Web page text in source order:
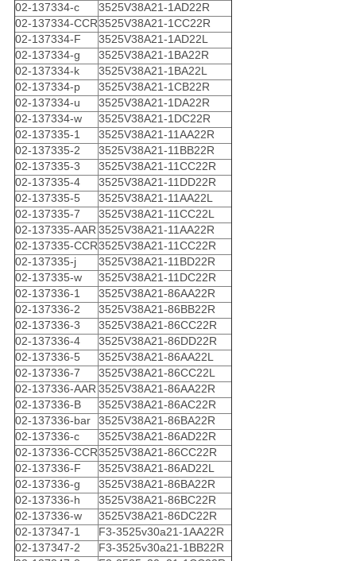
02-137334-c
3525V38A21-1AD22R
02-137334-CCR3525V38A21-1CC22R
02-137334-F
3525V38A21-1AD22L
02-137334-g
3525V38A21-1BA22R
02-137334-k
3525V38A21-1BA22L
02-137334-p
3525V38A21-1CB22R
02-137334-u
3525V38A21-1DA22R
02-137334-w
3525V38A21-1DC22R
02-137335-1
3525V38A21-11AA22R
02-137335-2
3525V38A21-11BB22R
02-137335-3
3525V38A21-11CC22R
02-137335-4
3525V38A21-11DD22R
02-137335-5
3525V38A21-11AA22L
02-137335-7
3525V38A21-11CC22L
02-137335-AAR 3525V38A21-11AA22R
02-137335-CCR3525V38A21-11CC22R
02-137335-j
3525V38A21-11BD22R
02-137335-w
3525V38A21-11DC22R
02-137336-1
3525V38A21-86AA22R
02-137336-2
3525V38A21-86BB22R
02-137336-3
3525V38A21-86CC22R
02-137336-4
3525V38A21-86DD22R
02-137336-5
3525V38A21-86AA22L
02-137336-7
3525V38A21-86CC22L
02-137336-AAR 3525V38A21-86AA22R
02-137336-B
3525V38A21-86AC22R
02-137336-bar
3525V38A21-86BA22R
02-137336-c
3525V38A21-86AD22R
02-137336-CCR3525V38A21-86CC22R
02-137336-F
3525V38A21-86AD22L
02-137336-g
3525V38A21-86BA22R
02-137336-h
3525V38A21-86BC22R
02-137336-w
3525V38A21-86DC22R
02-137347-1
F3-3525v30a21-1AA22R
02-137347-2
F3-3525v30a21-1BB22R